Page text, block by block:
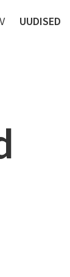
UUDISED